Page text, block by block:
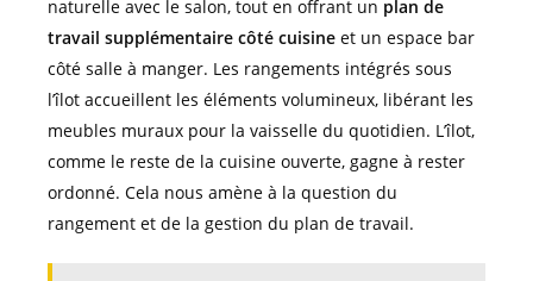
naturelle avec le salon, tout en offrant un plan de
travail supplémentaire côté cuisine et un espace bar
côté salle à manger. Les rangements intégrés sous
l’îlot accueillent les éléments volumineux, libérant les
meubles muraux pour la vaisselle du quotidien. L’îlot,
comme le reste de la cuisine ouverte, gagne à rester
ordonné. Cela nous amène à la question du
rangement et de la gestion du plan de travail.